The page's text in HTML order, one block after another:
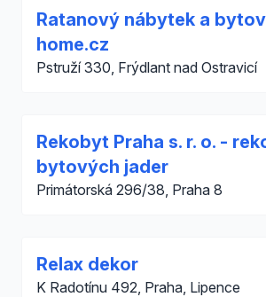
Ratanový nábytek a
home.cz
Pstruží 330, Frýdlant nad Ostravicí
Rekobyt Praha s. r. o. -
bytových jader
Primátorská 296/38, Praha 8
Relax dekor
K Radotínu 492, Praha, Lipence